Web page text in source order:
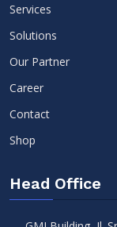
Services
Solutions
Our Partner
Career
Contact
Shop
Head Office